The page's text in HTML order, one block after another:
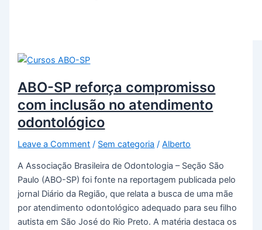
ABO-SP reforça compromisso
com inclusão no atendimento
odontológico
Leave a Comment / Sem categoria /Alberto
A Associação Brasileira de Odontologia – Seção São
Paulo (ABO-SP) foi fonte na reportagem publicada pelo
jornal Diário da Região, que relata a busca de uma mãe
por atendimento odontológico adequado para seu filho
autista em São José do Rio Preto. A matéria destaca os